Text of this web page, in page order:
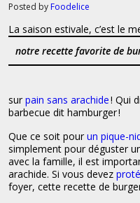
Posted by Foodelice
La saison estivale, c’est le
notre recette favorite de
sur pain sans arachide! Qui
barbecue dit hamburger !
Que ce soit pour un pique-
simplement pour déguster
avec la famille, il est
arachide. Si vous devez
foyer, cette recette de